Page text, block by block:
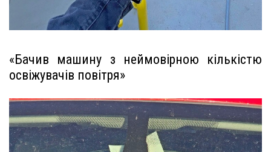
«Бачив машину з неймовірною кількістю
освіжувачів повітря»